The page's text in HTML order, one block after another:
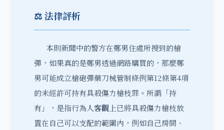
⚖️ 法律評析
本則新聞中的警方在鄭男住處所搜到的槍
彈，如果真的是鄭男透過網路購買的，那麼鄭
男可能成立槍砲彈藥刀械管制條例第12條第4項
的未經許可持有具殺傷力槍枝罪。所謂「持
有」，是指行為人客觀 上已將具殺傷力槍枝放
置在自己可以支配的範圍內，例如自己房間、